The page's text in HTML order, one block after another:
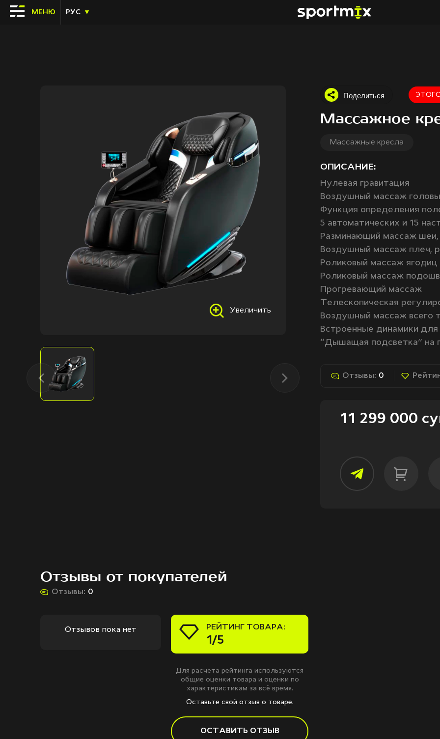
МЕНЮ РУС
Увеличить
Поделиться
Массажное
Массажные кресла
ОПИСАНИЕ:
Нулевая гравитация
Воздушный массаж головы
Функция определения
5 автоматических и 15
Разминающий массаж шеи,
Воздушный массаж плеч,
Роликовый массаж ягодиц
Роликовый массаж
Прогревающий массаж
Телескопическая
Воздушный массаж всего
Встроенные динамики
“Дышащая подсветка” на
Отзывы: 0
11 299 000
Отзывы от покупателей
Отзывы: 0
Отзывов пока нет РЕЙТИНГ ТОВАРА:
1/5
Для расчёта рейтинга используются
общие оценки товара и оценки по
характеристикам за всё время.
Оставьте свой отзыв о товаре.
ОСТАВИТЬ ОТЗЫВ